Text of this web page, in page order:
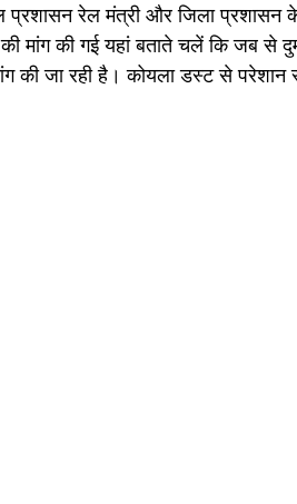
प्रशासन रेल मंत्री और जिला प्रशासन
की मांग की गई यहां बताते चलें कि जब
की जा रही है। कोयला डस्ट से परेशान